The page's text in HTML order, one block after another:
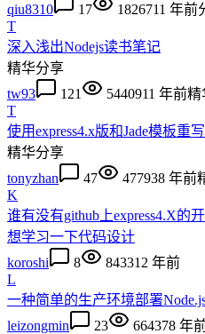
qiu8310
17 1826711 年前
T
深入浅出Nodejs读书笔记
精华分享
tw93
121 5440911 年前精
T
使用express4.x版和Jade模板重
精华分享
tonyzhan
47 477938 年前
K
谁有没有github上express4.X的
想学习一下代码设计
koroshi
8 843312 年前
L
一种简单的生产环境部署
leizongmin
23 664378 年